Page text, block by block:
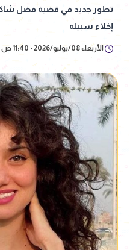
تطور جديد في قضية فضل
إخلاء سبيله
الأربعاء 08/يوليو/2026 - 11:40 ص